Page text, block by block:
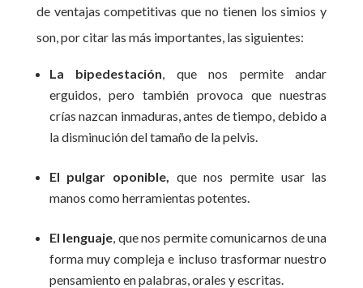
de ventajas competitivas que no tienen los simios y
son, por citar las más importantes, las siguientes:
La bipedestación, que nos permite andar
erguidos, pero también provoca que nuestras
crías nazcan inmaduras, antes de tiempo, debido a
la disminución del tamaño de la pelvis.
El pulgar oponible, que nos permite usar las
manos como herramientas potentes.
El lenguaje, que nos permite comunicarnos de una
forma muy compleja e incluso trasformar nuestro
pensamiento en palabras, orales y escritas.